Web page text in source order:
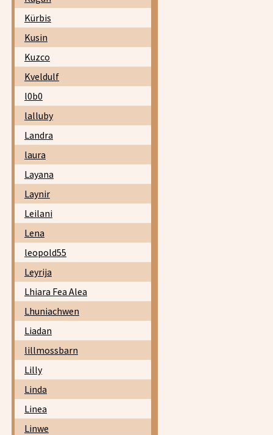
Kürbis
Kusin
Kuzco
Kveldulf
l0b0
lalluby
Landra
laura
Layana
Laynir
Leilani
Lena
leopold55
Leyrija
Lhiara Fea Alea
Lhuniachwen
Liadan
lillmossbarn
Lilly
Linda
Linea
Linwe